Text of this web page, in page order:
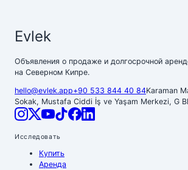
Evlek
Объявления о продаже и долгосрочной
на Северном Кипре.
hello@evlek.app+90 533 844 40 84Karaman
Sokak, Mustafa Ciddi İş ve Yaşam Merkezi, G
Исследовать
Купить
Аренда